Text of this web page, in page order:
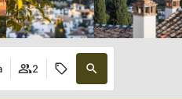
2